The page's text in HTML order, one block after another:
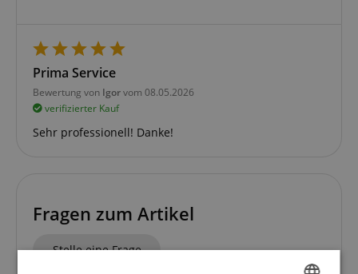
Prima Service
Bewertung von Igorvom 08.05.2026
verifizierter Kauf
Sehr professionell! Danke!
Fragen zum Artikel
Stelle eine Frage